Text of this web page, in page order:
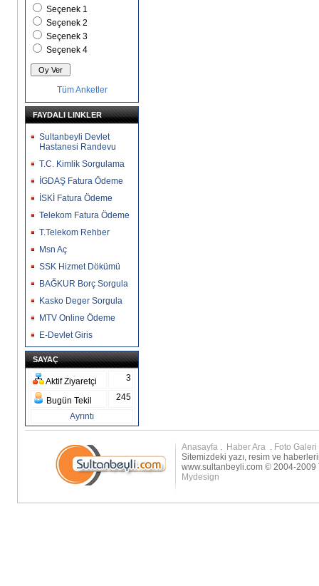
Seçenek 1
Seçenek 2
Seçenek 3
Seçenek 4
Tüm Anketler
FAYDALI LINKLER
Sultanbeyli Devlet
Hastanesi Randevu
T.C. Kimlik Sorgulama
İGDAŞ Fatura Ödeme
İSKİ Fatura Ödeme
Telekom Fatura Ödeme
T.Telekom Rehber
Msn Aç
SSK Hizmet Dökümü
BAĞKUR Borç Sorgula
Kasko Deger Sorgula
MTV Online Ödeme
E-Devlet Giris
SAYAÇ
Aktif Ziyaretçi 3
Bugün Tekil
245
Ayrıntı
Anasayfa . Haber Ara . Foto Galeri
Sitemizdeki yazı, resim ve
www.sultanbeyli.com © 2004-2009
Mydesign